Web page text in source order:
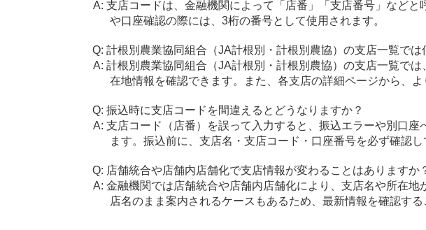
支店コードは、金融機関によって「店番」「支店番号」などと
や口座確認の際には、3桁の番号として使用されます。
計根別農業協同組合（JA計根別・計根別農協）の支店一覧では
計根別農業協同組合（JA計根別・計根別農協）の支店一覧で
在地情報を確認できます。また、各支店の詳細ページから、よ
振込時に支店コードを間違えるとどうなりますか？
支店コード（店番）を誤って入力すると、振込エラーや別口座
ます。振込前に、支店名・支店コード・口座番号を必ず確認し
店舗統合や店舗内店舗化で支店情報が変わることはありますか
金融機関では店舗統合や店舗内店舗化により、支店名や所在地
店名のまま案内されるケースもあるため、最新情報を確認する